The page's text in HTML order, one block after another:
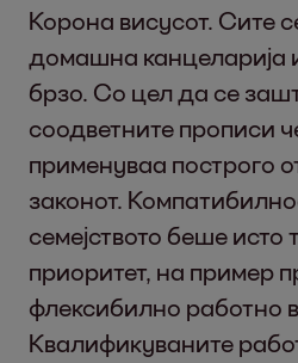
Корона висусот. Сите
домашна канцеларија
брзо. Со цел да се
соодветните прописи
применуваа построго
законот.
семејството беше исто
приоритет, на пример
флексибилно работно
Квалификуваните